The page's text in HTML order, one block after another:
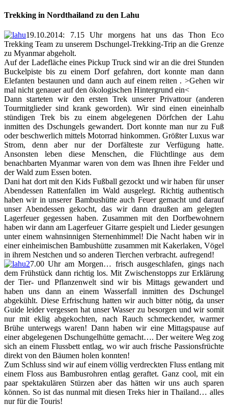
Trekking in Nordthailand zu den Lahu
19.10.2014: 7.15 Uhr morgens hat uns das Thon Eco
Trekking Team zu unserem Dschungel-Trekking-Trip an die Grenze
zu Myanmar abgeholt.
Auf der Ladefläche eines Pickup Truck sind wir an die drei Stunden
Buckelpiste bis zu einem Dorf gefahren, dort konnte man dann
Elefanten bestaunen und dann auch auf einem reiten . >Gehen wir
mal nicht genauer auf den ökologischen Hintergrund ein<
Dann starteten wir den ersten Trek unserer Privattour (anderen
Tourmitglieder sind krank geworden). Wir sind einen eineinhalb
stündigen Trek bis zu einem abgelegenen Dörfchen der Lahu
inmitten des Dschungels gewandert. Dort konnte man nur zu Fuß
oder beschwerlich mittels Motorrad hinkommen. Größter Luxus war
Strom, denn aber nur der Dorfälteste zur Verfügung hatte.
Ansonsten leben diese Menschen, die Flüchtlinge aus dem
benachbarten Myanmar waren von dem was Ihnen ihre Felder und
der Wald zum Essen boten.
Dani hat dort mit den Kids Fußball gezockt und wir haben für unser
Abendessen Rattenfallen im Wald ausgelegt. Richtig authentisch
haben wir in unserer Bambushütte auch Feuer gemacht und darauf
unser Abendessen gekocht, das wir dann draußen am gelegten
Lagerfeuer gegessen haben. Zusammen mit den Dorfbewohnern
haben wir dann am Lagerfeuer Gitarre gespielt und Lieder gesungen
unter einem wahnsinnigen Sternenhimmel! Die Nacht haben wir in
einer einheimischen Bambushütte zusammen mit Kakerlaken, Vögel
in ihrem Nestchen und so anderen Tierchen verbracht. aufregend!
7.00 Uhr am Morgen… frisch ausgeschlafen, gings nach
dem Frühstück dann richtig los. Mit Zwischenstopps zur Erklärung
der Tier- und Pflanzenwelt sind wir bis Mittags gewandert und
haben uns dann an einem Wasserfall inmitten des Dschungel
abgekühlt. Diese Erfrischung hatten wir auch bitter nötig, da unser
Guide leider vergessen hat unser Wasser zu besorgen und wir somit
nur mit eklig abgekochten, nach Rauch schmeckender, warmer
Brühe unterwegs waren! Dann haben wir eine Mittagspause auf
einer abgelegenen Dschungelhütte gemacht…. Der weitere Weg zog
sich an einem Flussbett entlag, wo wir auch frische Passionsfrüchte
direkt von den Bäumen holen konnten!
Zum Schluss sind wir auf einem völlig verdreckten Fluss entlang mit
einem Floss aus Bambusrohren entlag geraftet. Ganz cool, mit ein
paar spektakulären Stürzen aber das hätten wir uns auch sparen
können. So ist das nunmal mit diesen Treks hier in Thailand… alles
nur für die Touris!